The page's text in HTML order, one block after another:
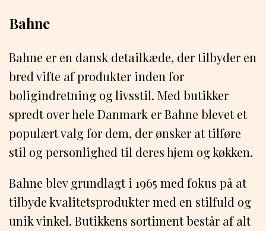
Bahne
Bahne er en dansk detailkæde, der tilbyder en
bred vifte af produkter inden for
boligindretning og livsstil. Med butikker
spredt over hele Danmark er Bahne blevet et
populært valg for dem, der ønsker at tilføre
stil og personlighed til deres hjem og køkken.
Bahne blev grundlagt i 1965 med fokus på at
tilbyde kvalitetsprodukter med en stilfuld og
unik vinkel. Butikkens sortiment består af alt